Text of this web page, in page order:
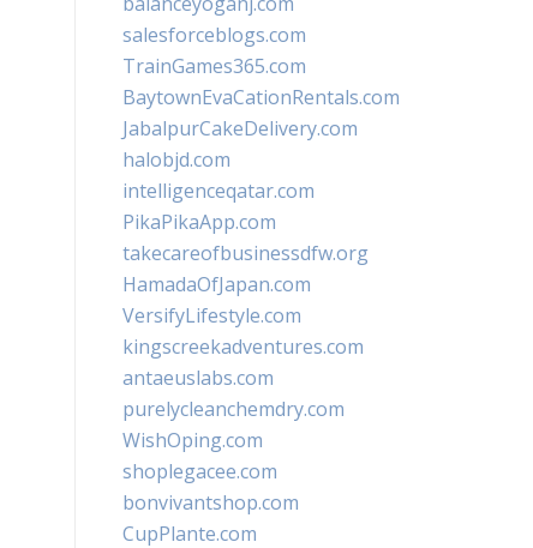
salesforceblogs.com
TrainGames365.com
BaytownEvaCationRentals.com
JabalpurCakeDelivery.com
halobjd.com
intelligenceqatar.com
PikaPikaApp.com
takecareofbusinessdfw.org
HamadaOfJapan.com
VersifyLifestyle.com
kingscreekadventures.com
antaeuslabs.com
purelycleanchemdry.com
WishOping.com
shoplegacee.com
bonvivantshop.com
CupPlante.com